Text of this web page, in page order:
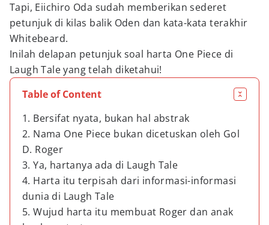
Tapi, Eiichiro Oda sudah memberikan sederet
petunjuk di kilas balik Oden dan kata-kata terakhir
Whitebeard.
Inilah delapan petunjuk soal harta One Piece di
Laugh Tale yang telah diketahui!
Table of Content
1. Bersifat nyata, bukan hal abstrak
2. Nama One Piece bukan dicetuskan oleh Gol
D. Roger
3. Ya, hartanya ada di Laugh Tale
4. Harta itu terpisah dari informasi-informasi
dunia di Laugh Tale
5. Wujud harta itu membuat Roger dan anak